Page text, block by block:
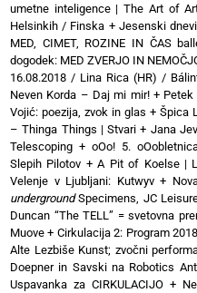
umetne inteligence | The Art of
Helsinkih / Finska + Jesenski
MED, CIMET, ROZINE IN ČAS
dogodek: MED ZVERJO IN
16.08.2018 / Lina Rica (HR) /
Neven Korda – Daj mi mir!+ Petek
Vojić: poezija, zvok in glas + Špica
– Thinga Things | Stvari + Jana
Telescoping + oOo! 5.
Slepih Pilotov +A Pit of Koelse |
Velenje v Ljubljani: Kutwyv+
undergroundSpecimens, JC
Duncan “The TELL” = svetovna
Muove + Cirkulacija 2: Program 2018
Alte Lezbiše Kunst; zvočni
Doepner in Savski na Robotics
Uspavanka za CIRKULACIJO +